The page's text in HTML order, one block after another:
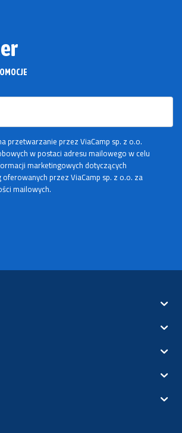
przetwarzanie przez ViaCamp sp. z o.o.
w postaci adresu mailowego w celu
marketingowych dotyczących
przez ViaCamp sp. z o.o. za
mailowych.